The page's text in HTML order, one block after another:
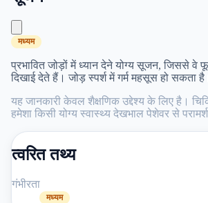
मध्यम
प्रभावित जोड़ों में ध्यान देने योग्य सूजन, जिससे
दिखाई देते हैं। जोड़ स्पर्श में गर्म महसूस हो सकता
यह जानकारी केवल शैक्षणिक उद्देश्य के लिए है।
हमेशा किसी योग्य स्वास्थ्य देखभाल पेशेवर से
त्वरित तथ्य
गंभीरता
मध्यम